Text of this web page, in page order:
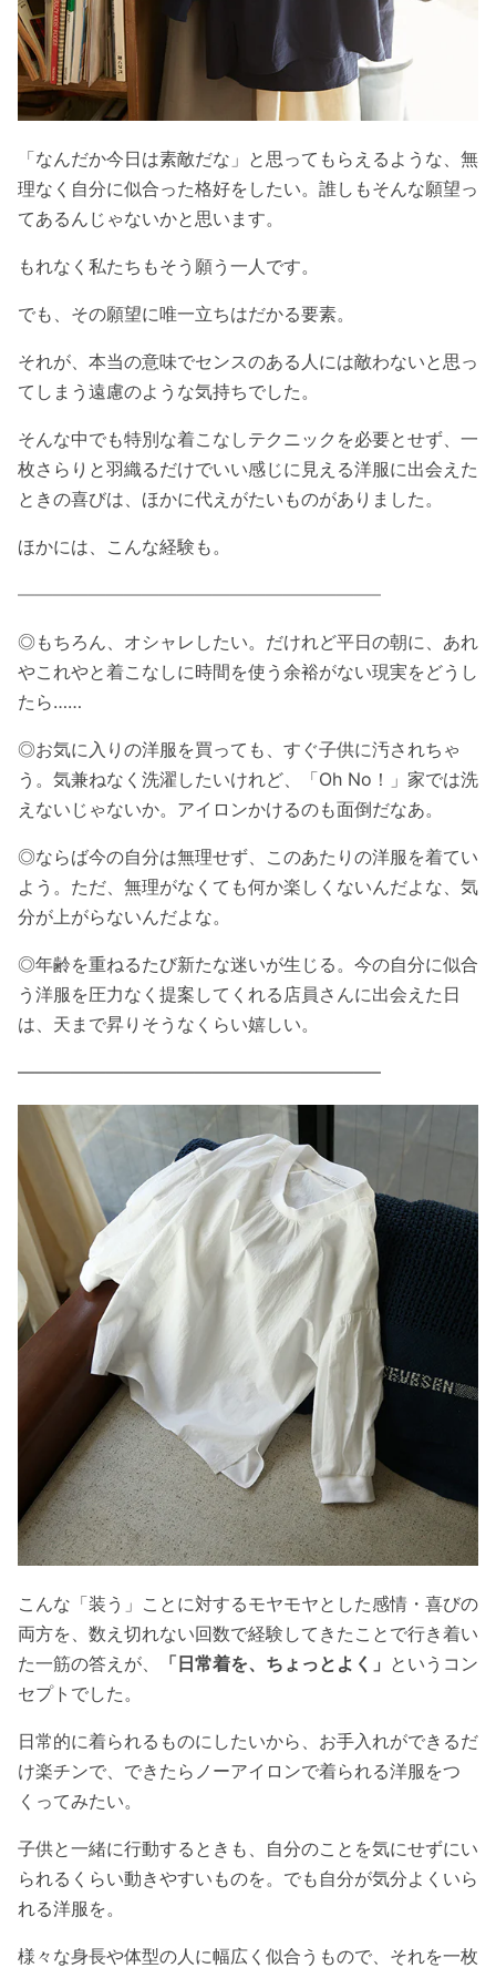
「なんだか今日は素敵だな」と思ってもらえるような、無
理なく自分に似合った格好をしたい。誰しもそんな願望っ
てあるんじゃないかと思います。
もれなく私たちもそう願う一人です。
でも、その願望に唯一立ちはだかる要素。
それが、本当の意味でセンスのある人には敵わないと思っ
てしまう遠慮のような気持ちでした。
そんな中でも特別な着こなしテクニックを必要とせず、一
枚さらりと羽織るだけでいい感じに見える洋服に出会えた
ときの喜びは、ほかに代えがたいものがありました。
ほかには、こんな経験も。
————————————————————–
◎もちろん、オシャレしたい。だけれど平日の朝に、あれ
やこれやと着こなしに時間を使う余裕がない現実をどうし
たら……
◎お気に入りの洋服を買っても、すぐ子供に汚されちゃ
う。気兼ねなく洗濯したいけれど、「Oh No！」家では洗
えないじゃないか。アイロンかけるのも面倒だなあ。
◎ならば今の自分は無理せず、このあたりの洋服を着てい
よう。ただ、無理がなくても何か楽しくないんだよな、気
分が上がらないんだよな。
◎年齢を重ねるたび新たな迷いが生じる。今の自分に似合
う洋服を圧力なく提案してくれる店員さんに出会えた日
は、天まで昇りそうなくらい嬉しい。
————————————————————–
こんな「装う」ことに対するモヤモヤとした感情・喜びの
両方を、数え切れない回数で経験してきたことで行き着い
た一筋の答えが、
「日常着を、ちょっとよく」 というコン
セプトでした。
日常的に着られるものにしたいから、お手入れができるだ
け楽チンで、できたらノーアイロンで着られる洋服をつ
くってみたい。
子供と一緒に行動するときも、自分のことを気にせずにい
られるくらい動きやすいものを。でも自分が気分よくいら
れる洋服を。
様々な身長や体型の人に幅広く似合うもので、それを一枚